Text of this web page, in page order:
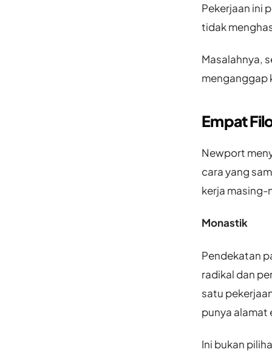
Pekerjaan ini
tidak
Masalahnya,
menganggap
Empat
Newport
cara yang
kerja masing-
Monastik
Pendekatan
radikal dan
satu
punya alamat
Ini bukan